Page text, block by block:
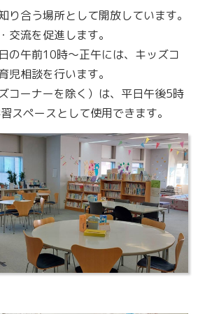
り合う場所として開放しています。
交流を促進します。
の午前10時～正午には、キッズコ
児相談を行います。
コーナーを除く）は、平日午後5時
スペースとして使用できます。